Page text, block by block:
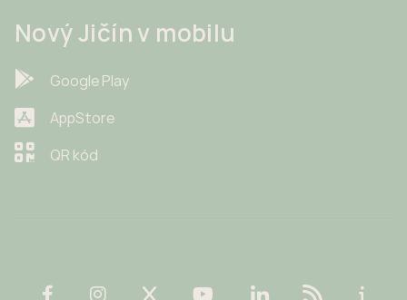
Nový Jičín v mobilu
Google Play
AppStore
QR kód